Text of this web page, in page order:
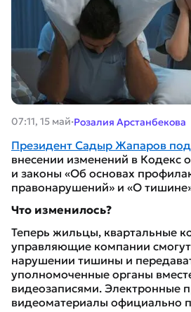
07:11, 15 май·Розалия Арстанбекова
Президент Садыр Жапаров
внесении изменений в Кодекс
и законы «Об основах
правонарушений» и «О
Что изменилось?
Теперь жильцы, квартальные
управляющие компании смогут
нарушении тишины и
уполномоченные органы
видеозаписями. Электронные
видеоматериалы официально